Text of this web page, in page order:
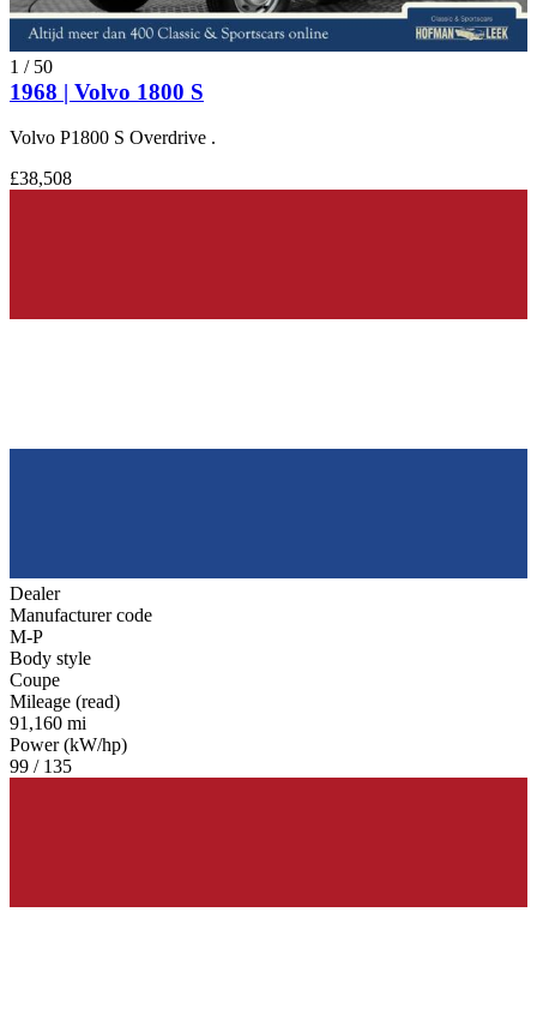
1 / 50
1968 | Volvo 1800 S
Volvo P1800 S Overdrive .
£38,508
Dealer
Manufacturer code
M-P
Body style
Coupe
Mileage (read)
91,160 mi
Power (kW/hp)
99 / 135